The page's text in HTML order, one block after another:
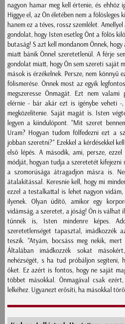
nagyon hamar meg kell értenie, és
Higgye el, az Ön életében nem a fölösleges
hanem ez a téves, rossz szemlélet.
gondolat, hogy Isten esetleg Önt a fölös
butaság! S azt kell mondanom Önnek,
miatt bánik Önnel szeretetlenül. A férje
gondolat miatt, hogy Ön sem szereti saját
mások is érzékelnek. Persze, nem könnyű
fölismerése. Önnek most az egyik
megszeresse Önmagát. Ezt nem valami
elérnie - bár akár ezt is igénybe veheti -
megközelítenie. Saját magát is. Isten
legyen a kiindulópont. "Mit szeret
Uram? Hogyan tudom fölfedezni ezt a
jobban szeretni?" Ezekkel a kérdésekkel
első lépés. A második, ami, persze,
módját, hogyan tudja a szeretetét kifejezni
a szomorúsága átragadjon másra is.
átalakítással. Keresnie kell, hogy mi
ezzel a testalkattal is lehet nagyon
ilyenek. Olyan üdítő, amikor egy
vidámság, a szeretet, a jóság! Ön is válhat
tűnnék is, Isten mindenre képes.
szeretetlenséget tapasztal, imádkozzék
teszik. "Atyám, bocsáss meg nekik,
Általában imádkozzék sokat
nehézségét, s ha tud próbáljon segíteni,
őket. Ez azért is fontos, hogy ne saját
többet másokkal. Önmagával csak
lelkéhez. Ugyanezt erősíti, ha másokkal